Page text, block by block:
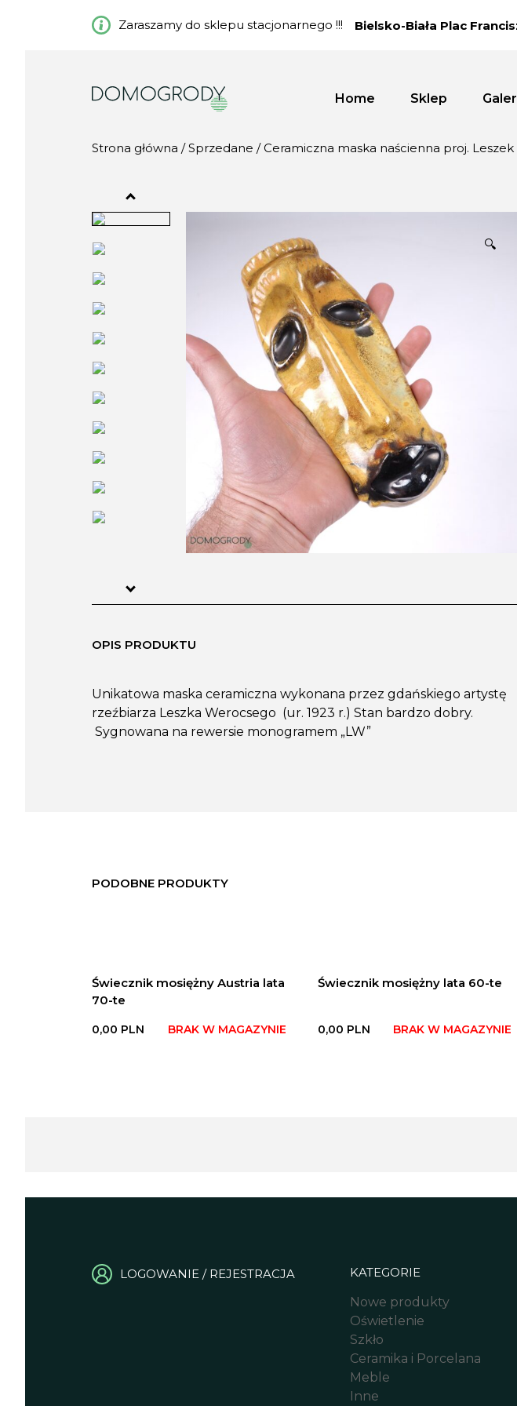
Zaraszamy do sklepu stacjonarnego !!! Bielsko-Biała Plac
Home Sklep
Strona główna /Sprzedane / Ceramiczna maska naścienna proj. Leszek
🔍
OPIS PRODUKTU
Unikatowa maska ceramiczna wykonana przez gdańskiego artystę
rzeźbiarza Leszka Werocsego (ur. 1923 r.) Stan bardzo dobry.
Sygnowana na rewersie monogramem „LW”
PODOBNE PRODUKTY
Świecznik mosiężny Austria lata
70-te
0,00 PLN BRAK W MAGAZYNIE
Świecznik mosiężny lata 60-te
0,00 PLN BRAK W MAGAZYNIE
LOGOWANIE / REJESTRACJA
KATEGORIE
Nowe produkty
Oświetlenie
Szkło
Ceramika i Porcelana
Meble
Inne